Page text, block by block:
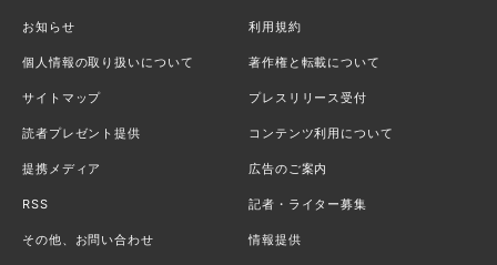
お知らせ 利用規約
個人情報の取り扱いについて 著作権と転載について
サイトマップ プレスリリース受付
読者プレゼント提供 コンテンツ利用について
提携メディア 広告のご案内
RSS 記者・ライター募集
その他、お問い合わせ 情報提供